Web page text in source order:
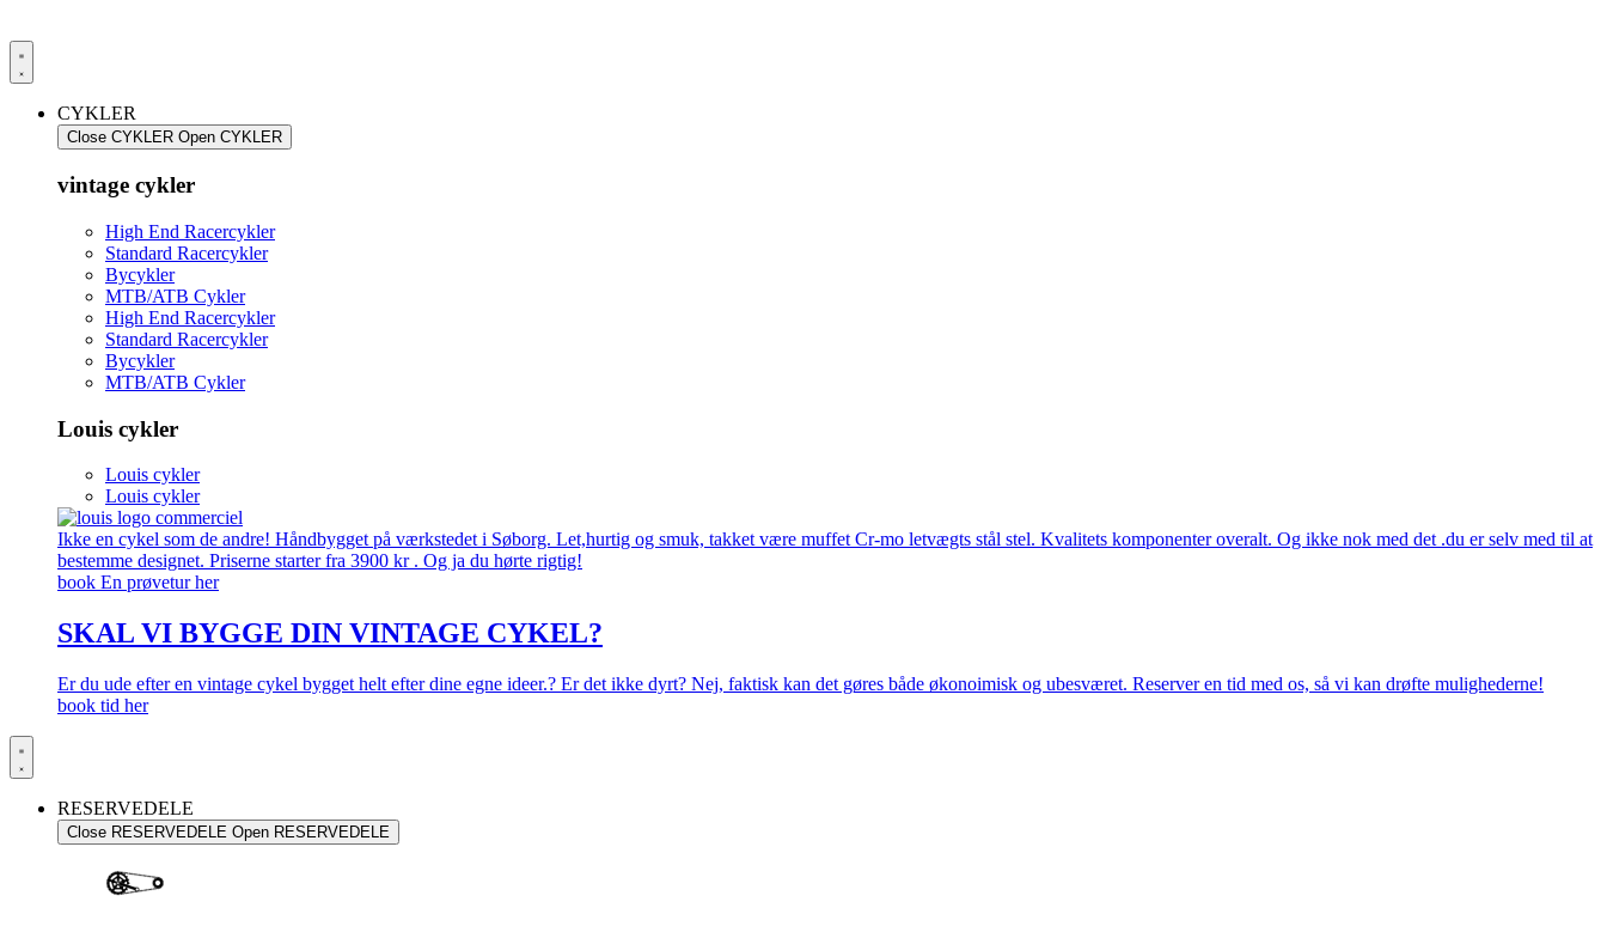
CYKLER
Close CYKLER Open CYKLER
vintage cykler
High End Racercykler
Standard Racercykler
Bycykler
MTB/ATB Cykler
High End Racercykler
Standard Racercykler
Bycykler
MTB/ATB Cykler
Louis cykler
Louis cykler
Louis cykler
Ikke en cykel som de andre! Håndbygget på værkstedet i Søborg. Let,hurtig og smuk, takket være muffet Cr-mo letvægts stål stel. Kvalitets komponenter overalt. Og ikke nok med det .du er selv med til at
bestemme designet. Priserne starter fra 3900 kr . Og ja du hørte rigtig!
book En prøvetur her
SKAL VI BYGGE DIN VINTAGE CYKEL?
Er du ude efter en vintage cykel bygget helt efter dine egne ideer.? Er det ikke dyrt? Nej, faktisk kan det gøres både økonoimisk og ubesværet. Reserver en tid med os, så vi kan drøfte mulighederne!
book tid her
RESERVEDELE
Close RESERVEDELE Open RESERVEDELE